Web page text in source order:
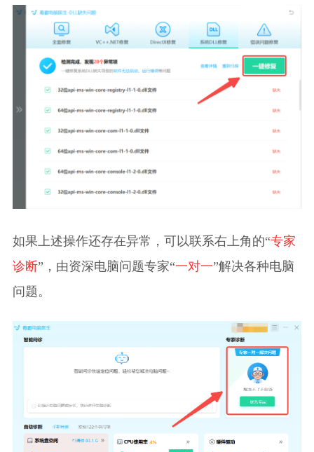
如果上述操作还存在异常，可以联系右上角的“专家
诊断”，由资深电脑问题专家“一对一”解决各种电脑
问题。